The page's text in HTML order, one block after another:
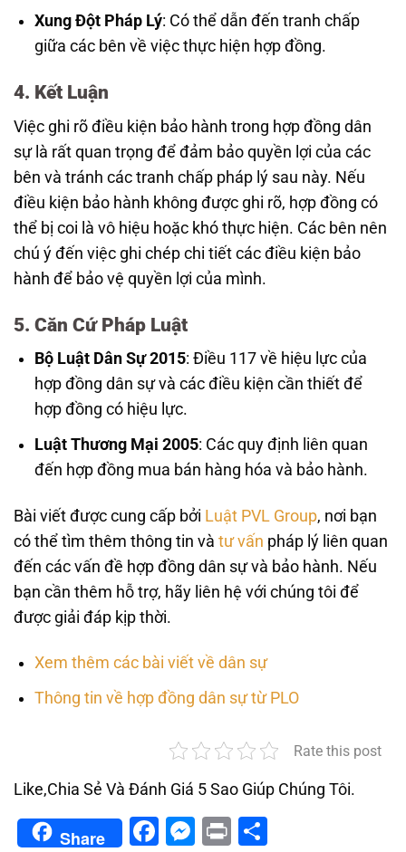
Xung Đột Pháp Lý: Có thể dẫn đến tranh chấp
giữa các bên về việc thực hiện hợp đồng.
4. Kết Luận
Việc ghi rõ điều kiện bảo hành trong hợp đồng dân
sự là rất quan trọng để đảm bảo quyền lợi của các
bên và tránh các tranh chấp pháp lý sau này. Nếu
điều kiện bảo hành không được ghi rõ, hợp đồng có
thể bị coi là vô hiệu hoặc khó thực hiện. Các bên nên
chú ý đến việc ghi chép chi tiết các điều kiện bảo
hành để bảo vệ quyền lợi của mình.
5. Căn Cứ Pháp Luật
Bộ Luật Dân Sự 2015: Điều 117 về hiệu lực của
hợp đồng dân sự và các điều kiện cần thiết để
hợp đồng có hiệu lực.
Luật Thương Mại 2005: Các quy định liên quan
đến hợp đồng mua bán hàng hóa và bảo hành.
Bài viết được cung cấp bởi Luật PVL Group, nơi bạn
có thể tìm thêm thông tin và tư vấn pháp lý liên quan
đến các vấn đề hợp đồng dân sự và bảo hành. Nếu
bạn cần thêm hỗ trợ, hãy liên hệ với chúng tôi để
được giải đáp kịp thời.
Xem thêm các bài viết về dân sự
Thông tin về hợp đồng dân sự từ PLO
Rate this post
Like,Chia Sẻ Và Đánh Giá 5 Sao Giúp Chúng Tôi.
Share Facebook
Messenger
Print